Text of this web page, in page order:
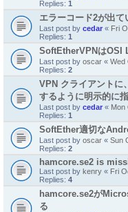
Replies: 1
エラーコード2が出
Last post by cedar « Fri
Replies: 1
SoftEtherVPNはOSI
Last post by oscar « Wed
Replies: 2
VPN クライアントに
するように明示的に
Last post by cedar « Mon
Replies: 1
SoftEther適切な
Last post by oscar « Sun
Replies: 2
hamcore.se2 is
Last post by kenry « Fri
Replies: 4
hamcore.se2が
る